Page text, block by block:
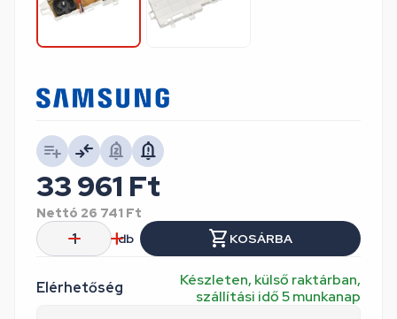
Elérhetőség
Készleten, külső raktárban,
szállítási idő 5 munkanap
33 961 Ft
Nettó 26 741 Ft
db
KOSÁRBA